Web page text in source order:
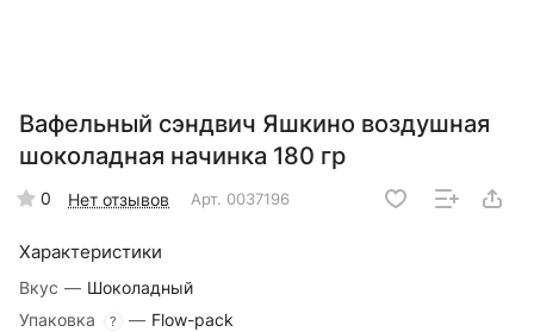
Вафельный сэндвич Яшкино воздушная
шоколадная начинка 180 гр
0 Нет отзывов Арт. 0037196
Характеристики
Вкус — Шоколадный
Упаковка
? — Flow-pack